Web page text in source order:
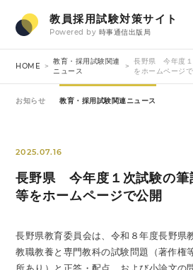
教員採用試験対策サイト
Powered by 時事通信出版局
HOME
教育・採用試験関連
ニュース
長野県 今年度１
をホームページ
お知らせ 教育・採用試験関連ニュース
2025.07.16
長野県 今年度１次試験の筆
等をホームページで公開
長野県教育委員会は、令和８年度長野県
教職教養と専門教科の試験問題（著作権